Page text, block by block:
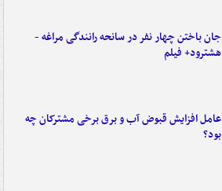
جان باختن چهار نفر در سانحه رانندگی مراغه -
هشترود+ فیلم
عامل افزایش قبوض آب و برق برخی مشترکان چه
بود؟